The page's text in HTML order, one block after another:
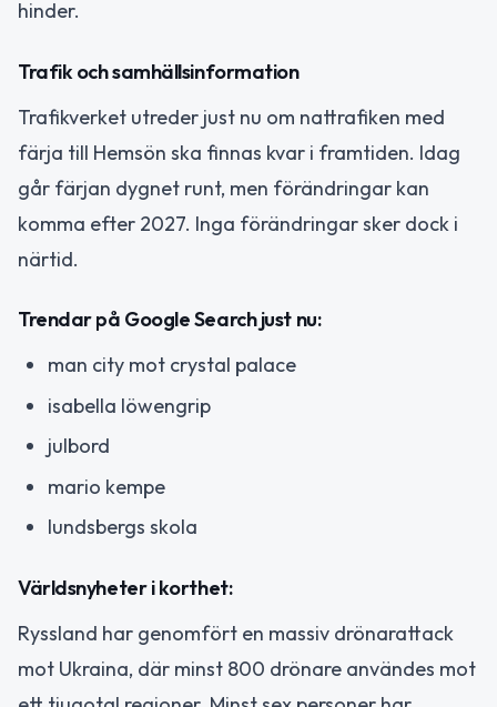
hinder.
Trafik och samhällsinformation
Trafikverket utreder just nu om nattrafiken med
färja till Hemsön ska finnas kvar i framtiden. Idag
går färjan dygnet runt, men förändringar kan
komma efter 2027. Inga förändringar sker dock i
närtid.
Trendar på Google Search just nu:
man city mot crystal palace
isabella löwengrip
julbord
mario kempe
lundsbergs skola
Världsnyheter i korthet:
Ryssland har genomfört en massiv drönarattack
mot Ukraina, där minst 800 drönare användes mot